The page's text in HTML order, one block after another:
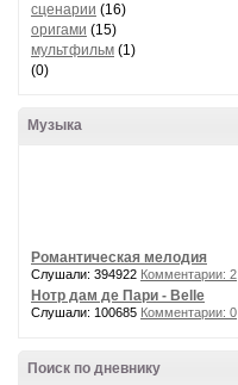
сценарии (16)
оригами (15)
мультфильм (1)
(0)
Музыка
Романтическая мелодия
Слушали: 394922 Комментарии: 2
Нотр дам де Пари - Belle
Слушали: 100685 Комментарии: 0
Поиск по дневнику